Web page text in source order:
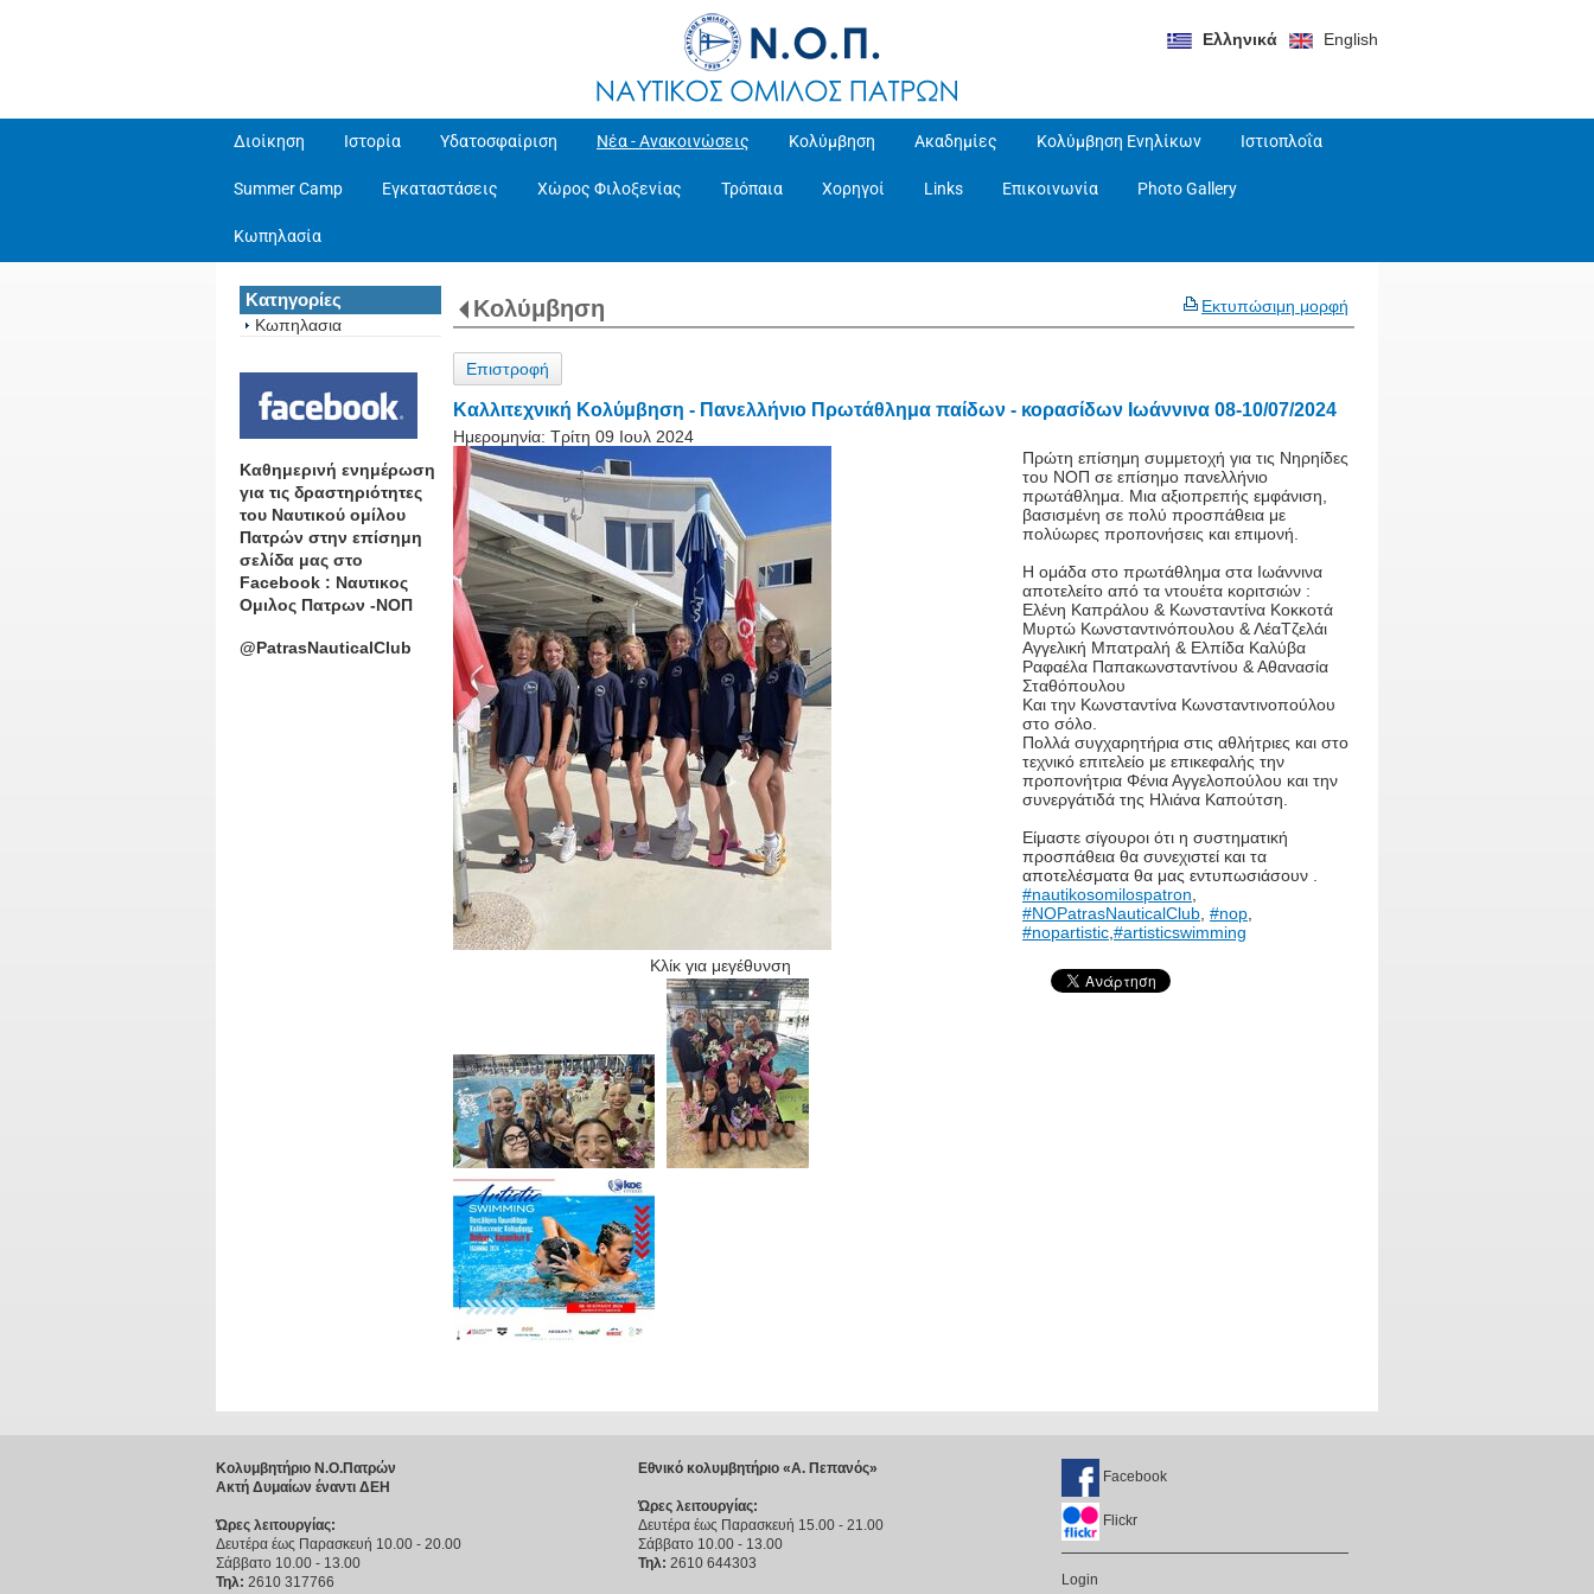
Ελληνικά English
Διοίκηση Ιστορία Υδατοσφαίριση Νέα - Ανακοινώσεις Κολύμβηση Ακαδημίες Κολύμβηση Ενηλίκων Ιστιοπλοΐα
Summer Camp Εγκαταστάσεις Χώρος Φιλοξενίας Τρόπαια Χορηγοί Links Επικοινωνία Photo Gallery
Κωπηλασία
Κατηγορίες
Κωπηλασια
Καθημερινή ενημέρωση
για τις δραστηριότητες
του Ναυτικού ομίλου
Πατρών στην επίσημη
σελίδα μας στο
Facebook : Ναυτικος
Ομιλος Πατρων -ΝΟΠ
@PatrasNauticalClub
Εκτυπώσιμη μορφή
Κολύμβηση
Επιστροφή
Καλλιτεχνική Κολύμβηση - Πανελλήνιο Πρωτάθλημα παίδων - κορασίδων Ιωάννινα 08-10/07/2024
Ημερομηνία: Τρίτη 09 Ιουλ 2024
Κλίκ για μεγέθυνση
Πρώτη επίσημη συμμετοχή για τις Νηρηίδες
του ΝΟΠ σε επίσημο πανελλήνιο
πρωτάθλημα. Μια αξιοπρεπής εμφάνιση,
βασισμένη σε πολύ προσπάθεια με
πολύωρες προπονήσεις και επιμονή.
Η ομάδα στο πρωτάθλημα στα Ιωάννινα
αποτελείτο από τα ντουέτα κοριτσιών :
Ελένη Καπράλου & Κωνσταντίνα Κοκκοτά
Μυρτώ Κωνσταντινόπουλου & ΛέαΤζελάι
Αγγελική Μπατραλή & Ελπίδα Καλύβα
Ραφαέλα Παπακωνσταντίνου & Αθανασία
Σταθόπουλου
Και την Κωνσταντίνα Κωνσταντινοπούλου
στο σόλο.
Πολλά συγχαρητήρια στις αθλήτριες και στο
τεχνικό επιτελείο με επικεφαλής την
προπονήτρια Φένια Αγγελοπούλου και την
συνεργάτιδά της Ηλιάνα Καπούτση.
Είμαστε σίγουροι ότι η συστηματική
προσπάθεια θα συνεχιστεί και τα
αποτελέσματα θα μας εντυπωσιάσουν .
#nautikosomilospatron,
#NOPatrasNauticalClub, #nop,
#nopartistic,#artisticswimming
Κολυμβητήριο Ν.Ο.Πατρών
Ακτή Δυμαίων έναντι ΔΕΗ
Ώρες λειτουργίας:
Δευτέρα έως Παρασκευή 10.00 - 20.00
Σάββατο 10.00 - 13.00
Τηλ: 2610 317766
Εθνικό κολυμβητήριο «Α. Πεπανός»
Ώρες λειτουργίας:
Δευτέρα έως Παρασκευή 15.00 - 21.00
Σάββατο 10.00 - 13.00
Τηλ: 2610 644303
Facebook
Flickr
Login